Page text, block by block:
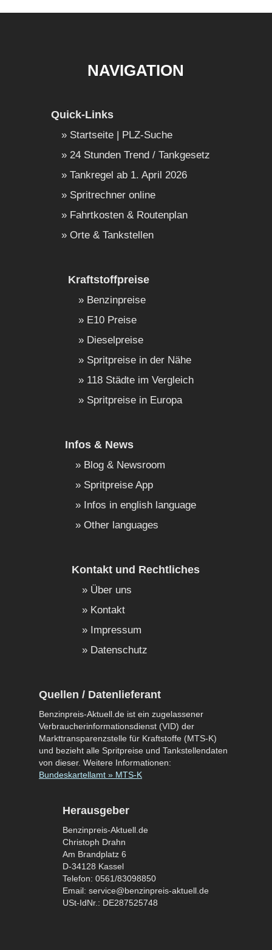
NAVIGATION
Quick-Links
Startseite | PLZ-Suche
24 Stunden Trend / Tankgesetz
Tankregel ab 1. April 2026
Spritrechner online
Fahrtkosten & Routenplan
Orte & Tankstellen
Kraftstoffpreise
Benzinpreise
E10 Preise
Dieselpreise
Spritpreise in der Nähe
118 Städte im Vergleich
Spritpreise in Europa
Infos & News
Blog & Newsroom
Spritpreise App
Infos in english language
Other languages
Kontakt und Rechtliches
Über uns
Kontakt
Impressum
Datenschutz
Quellen / Datenlieferant
Benzinpreis-Aktuell.de ist ein zugelassener
Verbraucherinformationsdienst (VID) der
Markttransparenzstelle für Kraftstoffe (MTS-K)
und bezieht alle Spritpreise und Tankstellendaten
von dieser. Weitere Informationen:
Bundeskartellamt » MTS-K
Herausgeber
Benzinpreis-Aktuell.de
Christoph Drahn
Am Brandplatz 6
D-34128 Kassel
Telefon: 0561/83098850
Email: service@benzinpreis-aktuell.de
USt-IdNr.: DE287525748